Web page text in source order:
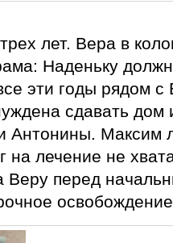
лет. Вера в
Наденьку
эти годы рядом с
сдавать дом
Антонины. Максим
на лечение не
Веру перед